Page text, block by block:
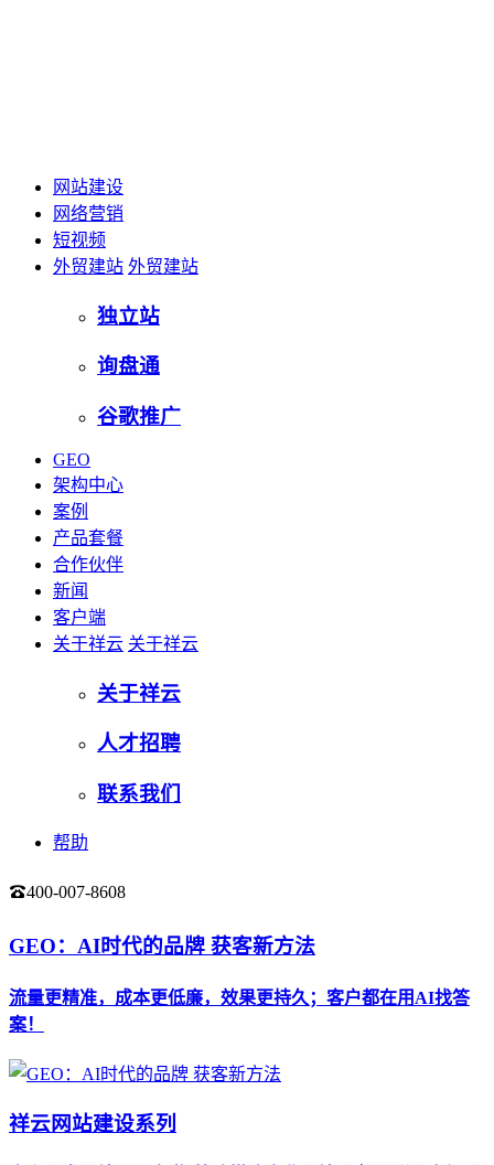
网站建设
网络营销
短视频
外贸建站 外贸建站
独立站
询盘通
谷歌推广
GEO
架构中心
案例
产品套餐
合作伙伴
新闻
客户端
关于祥云 关于祥云
关于祥云
人才招聘
联系我们
帮助
400-007-8608
GEO：AI时代的品牌 获客新方法
流量更精准，成本更低廉，效果更持久；客户都在用AI找答
案！
祥云网站建设系列